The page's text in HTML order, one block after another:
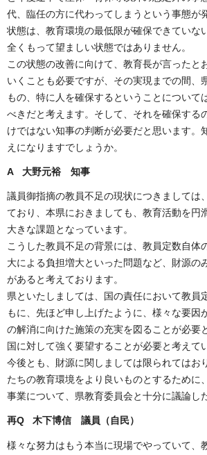
代、臨任の方に代わってしまうという事態が
状態は、教育環境の最低限が確保できていな
全くもって望ましい状態ではありません。
この状態の改善に向けて、教育長が言ったと
いくことも必要ですが、その実現までの間、
もの、特に人を確保するということについて
べきだと考えます。そして、それを確保する
けではない知事の判断が必要だと思います。
えになりますでしょうか。
A 大野元裕 知事
議員御指摘の教員不足の現状につきましては
ており、本県におきましても、教育活動を円
大きな課題となっています。
こうした教員不足の背景には、教員定数自体
大による負担増大といった問題など、財源の
があると考えております。
県といたしましては、国の責任において教員
もに、先ほど申し上げたように、様々な要因
の解消に向けた施策の充実を図ることが必要
国に対して強く要望することが必要と考えて
今後とも、財源に関しましては限られてはお
たちの教育環境をより良いものとするために
事業について、県教育委員会と十分に議論し
再Q 木下博信 議員（自民）
様々な努力はもう本当に現場でやっていて、